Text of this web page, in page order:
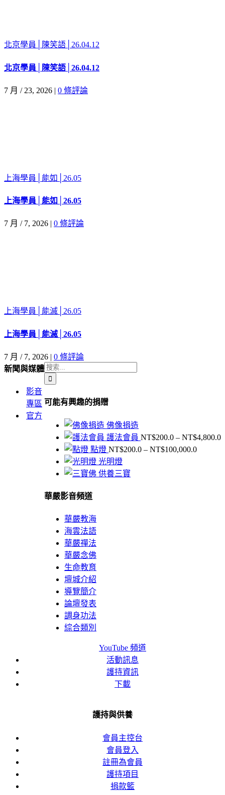
北京學員│陳笑語│26.04.12
北京學員│陳笑語│26.04.12
7 月 / 23, 2026 | 0 條評論
上海學員│能如│26.05
上海學員│能如│26.05
7 月 / 7, 2026 0 條評論
上海學員│能滅│26.05
上海學員│能滅│26.05
7 月 / 7, 2026 | 0 條評論
搜
索
果：
可能有興趣的捐贈
佛像捐造
護法會員 NT$200.0 – NT$4,800.0
點燈 NT$200.0 – NT$100,000.0價
光明燈
供養三寶
華嚴影音頻道
華嚴教海
海雲法語
華嚴禪法
華嚴念佛
生命教育
壇城介紹
導覽簡介
論壇發表
調身功法
綜合類別
新聞與媒體
影音
專區
官方
YouTube 頻道
活動訊息
護持資訊
下載
護持與供養
會員主控台
會員登入
註冊為會員
護持項目
捐款籃